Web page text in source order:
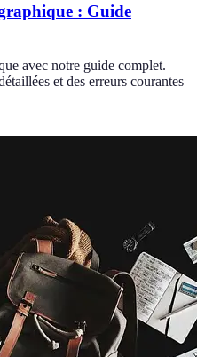
: Guide
avec notre guide complet.
et des erreurs courantes